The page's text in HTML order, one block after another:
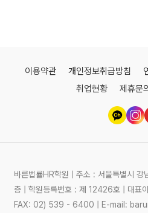
이용약관 개인정보취급방침
취업현황
제휴문의
바른법률HR학원 | 주소 : 서울특별시
층 | 학원등록번호 : 제 12426호 | 대표
FAX: 02) 539 - 6400 | E-mail: